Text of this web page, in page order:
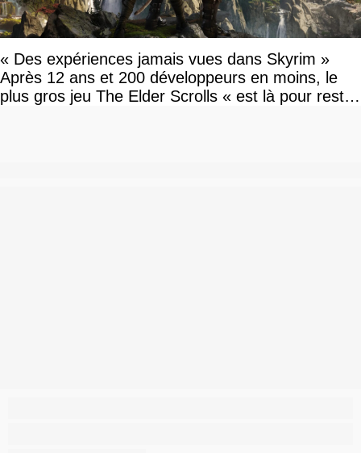
« Des expériences jamais vues dans Skyrim »
Après 12 ans et 200 développeurs en moins, le
plus gros jeu The Elder Scrolls « est là pour rester